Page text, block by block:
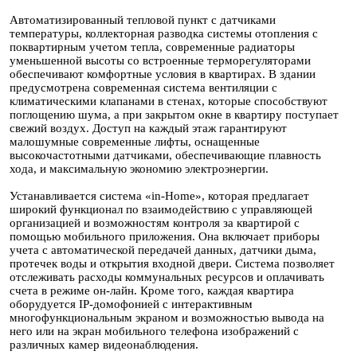
Автоматизированный тепловой пункт с датчиками
температуры, коллекторная разводка системы отопления с
поквартирным учетом тепла, современные радиаторы
уменьшенной высоты со встроенные терморегуляторами
обеспечивают комфортные условия в квартирах. В здании
предусмотрена современная система вентиляции с
климатическими клапанами в стенах, которые способствуют
поглощению шума, а при закрытом окне в квартиру поступает
свежий воздух. Доступ на каждый этаж гарантируют
малошумные современные лифты, оснащенные
высокочастотными датчиками, обеспечивающие плавность
хода, и максимальную экономию электроэнергии.
Устанавливается система «in-Home», которая предлагает
широкий функционал по взаимодействию с управляющей
организацией и возможностям контроля за квартирой с
помощью мобильного приложения. Она включает приборы
учета с автоматической передачей данных, датчики дыма,
протечек воды и открытия входной двери. Система позволяет
отслеживать расходы коммунальных ресурсов и оплачивать
счета в режиме он-лайн. Кроме того, каждая квартира
оборудуется IР-домофонией с интерактивным
многофункциональным экраном и возможностью вывода на
него или на экран мобильного телефона изображений с
различных камер видеонаблюдения.